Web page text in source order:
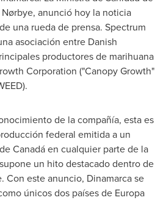
anunció hoy la noticia
una rueda de prensa. Spectrum
asociación entre Danish
productores de marihuana
Corporation ("Canopy Growth"
de la compañía, esta es
federal emitida a un
Canadá en cualquier parte de la
un hito destacado dentro de
Con este anuncio, Dinamarca se
únicos dos países de Europa